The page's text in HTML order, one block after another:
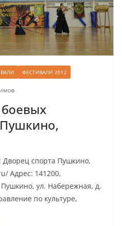
ФЕСТИВАЛИ 2012
Дворец спорта Пушкино,
Адрес: 141200,
Пушкино, ул. Набережная, д.
по культуре,